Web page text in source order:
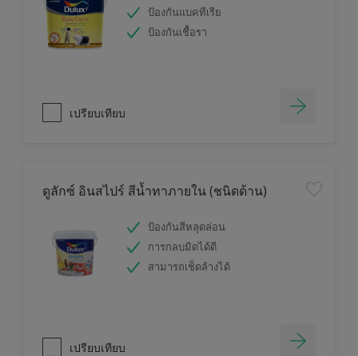
ป้องกันแบคทีเรีย
ป้องกันเชื้อรา
เปรียบเทียบ
ดูลักซ์ อินสไปร์ สีน้ำทาภายใน (ชนิดด้าน)
ป้องกันสีหลุดล่อน
การกลบมิดได้ดี
สามารถเช็ดล้างได้
เปรียบเทียบ